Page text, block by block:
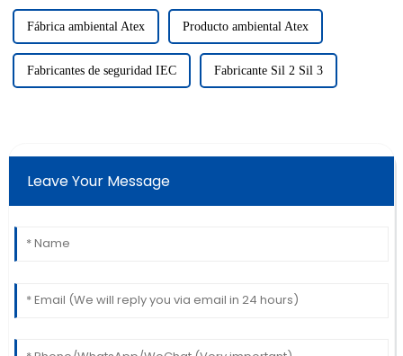
Fábrica ambiental Atex Producto ambiental Atex
Fabricantes de seguridad IEC Fabricante Sil 2 Sil 3
Leave Your Message